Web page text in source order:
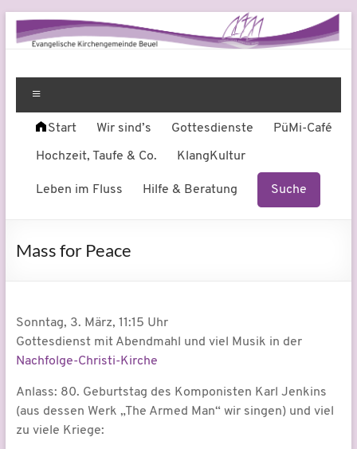
Zum
Inhalt
springen
Evangelische
Kirchengemeinde
Beuel
am
Start Wir sind’s Gottesdienste PüMi-Café
Hochzeit, Taufe & Co. KlangKultur
Leben im Fluss Hilfe & Beratung Suche
Mass for Peace
Sonntag, 3. März, 11:15 Uhr
Gottesdienst mit Abendmahl und viel Musik in der
Nachfolge-Christi-Kirche
Anlass: 80. Geburtstag des Komponisten Karl Jenkins
(aus dessen Werk „The Armed Man“ wir singen) und viel
zu viele Kriege: